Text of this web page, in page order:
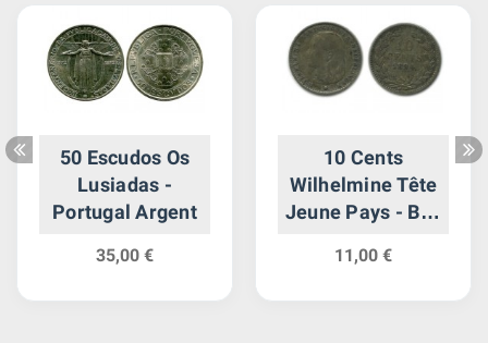
50 Escudos Os
Lusiadas -
Portugal Argent
35,00 €
10 Cents
Wilhelmine Tête
Jeune Pays - Bas
11,00 €